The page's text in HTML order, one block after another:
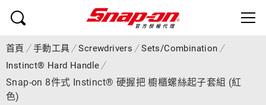
首頁 手動工具 Screwdrivers
Sets/Combination
Instinct® Hard Handle
Snap-on 8件式 Instinct® 硬握把 櫥櫃螺絲起子套組 (紅
色)